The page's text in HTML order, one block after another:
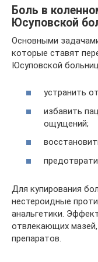
Боль в
Юсуповской
Основными
которые ставят
Юсуповской
устранить
избавить
ощущений;
Для купирования
нестероидные
анальгетики.
отвлекающих
препаратов.